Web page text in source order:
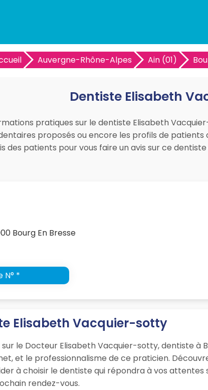
Auvergne-Rhône-Alpes Ain (01)
Dentiste Elisabeth
pratiques sur le dentiste Elisabeth
proposés ou encore les profils de
des patients pour vous faire un avis sur ce
Bourg En Bresse
*
Elisabeth Vacquier-sotty
le Docteur Elisabeth Vacquier-sotty, dentiste à
et le professionnalisme de ce praticien.
à choisir le dentiste qui répondra à vos attentes
rendez-vous.